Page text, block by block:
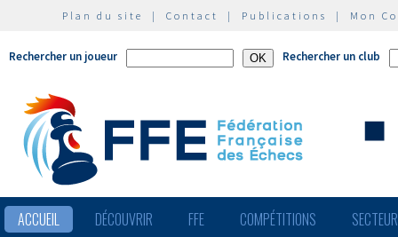
Plan du site | Contact | Publications | Mon
Rechercher un joueur Rechercher un club
ACCUEIL DÉCOUVRIR FFE COMPÉTITIONS